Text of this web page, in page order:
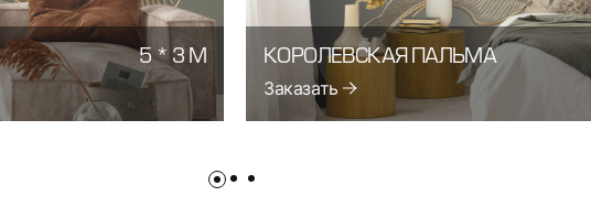
5 * 3 М КОРОЛЕВСКАЯ ПАЛЬМА
Заказать